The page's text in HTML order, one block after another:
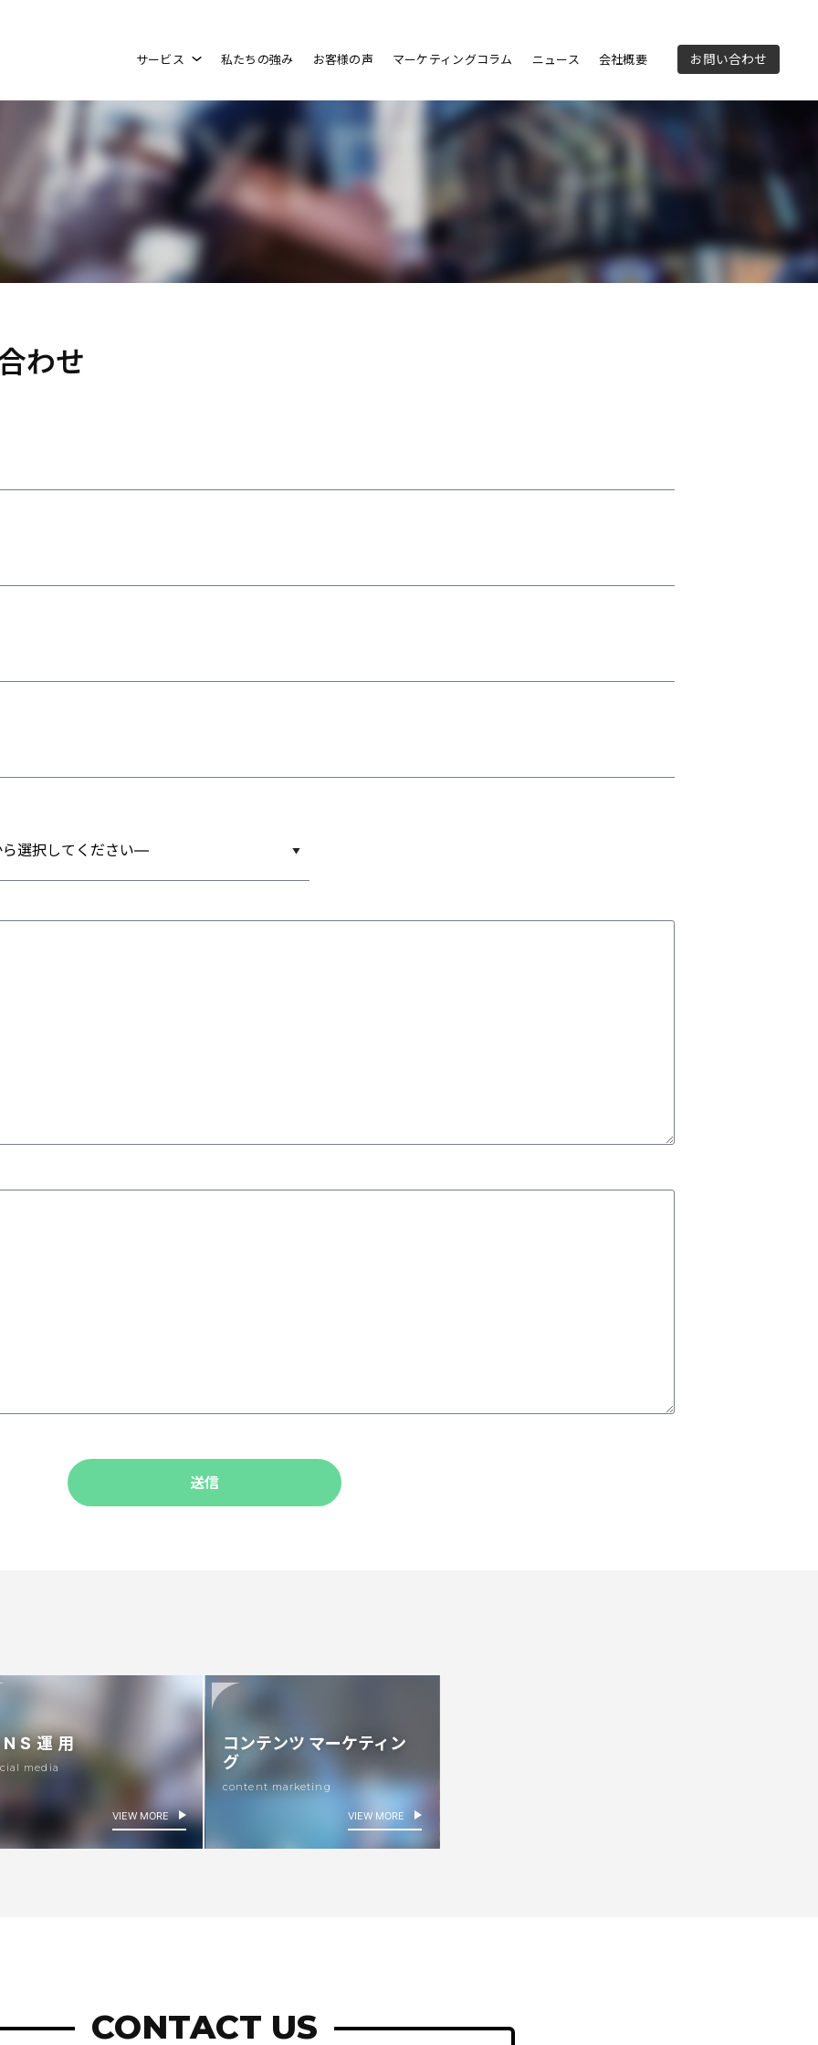
サービス 私たちの強み お客様の声 マーケティングコラム ニュース 会社概要 お問い合わせ
わせ
運用
media
VIEW MORE
コンテンツ マーケティン
グ
content marketing
VIEW MORE
CONTACT US